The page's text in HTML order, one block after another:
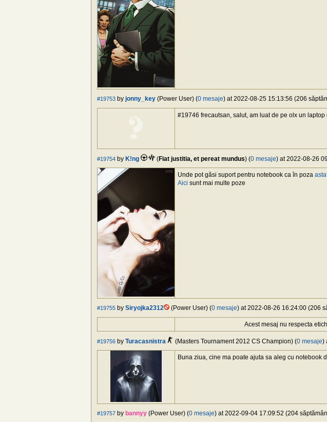
#19753 by jonny_key (Power User) (0 mesaje) at 2022-08-25 15:13:56 (206
#19746 frecautsan, salut, am luat de pe olx un
#19754 by K!ng (Fiat justitia, et pereat mundus) (0 mesaje) at 2022-08-26
Unde pot găsi suport pentru notebook ca în poza asta
Aici sunt mai multe poze
#19755 by Siryojka2312 (Power User) (0 mesaje) at 2022-08-26 16:24:00 (206
Acest mesaj nu respecta
#19756 by Turacasnistra (Masters Tournament 2012 CS Champion) (0 mesaje)
Buna ziua, cine ma poate ajuta sa aleg cu notebook
#19757 by bannyy (Power User) (0 mesaje) at 2022-09-04 17:09:52 (204